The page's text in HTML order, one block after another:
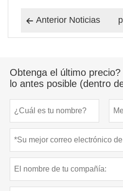
 Anterior Noticias
Obtenga el último
lo antes posible (dentro